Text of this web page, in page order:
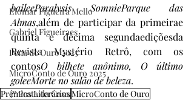
Elomar Figueira Mello
Gabriel Figueiraes
Pena de Ouro 2025
MicroConto de Ouro 2025
3º Prata da Casa
baileeParalysis SomnieParque das
Almas,além de participar da primeirae
quinta e décima segundaediçõesda
Revista Mystério Retrô, com os
contosO bilhete anônimo, O último
goleeMorte no salão de beleza.
Prêmios LiteráriosMicroConto de Ouro